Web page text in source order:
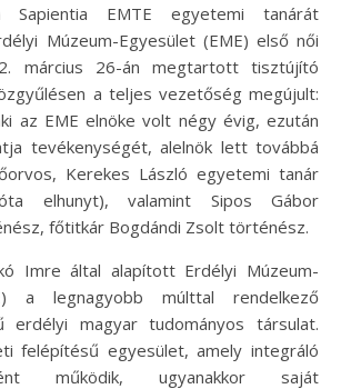
EMTE egyetemi tanárát
Múzeum-Egyesület (EME) első női
március 26-án megtartott tisztújító
a teljes vezetőség megújult:
az EME elnöke volt négy évig, ezután
tevékenységét, alelnök lett továbbá
Kerekes László egyetemi tanár
elhunyt), valamint Sipos Gábor
főtitkár Bogdándi Zsolt történész.
Imre által alapított Erdélyi Múzeum-
a legnagyobb múlttal rendelkező
erdélyi magyar tudományos társulat.
felépítésű egyesület, amely integráló
működik, ugyanakkor saját